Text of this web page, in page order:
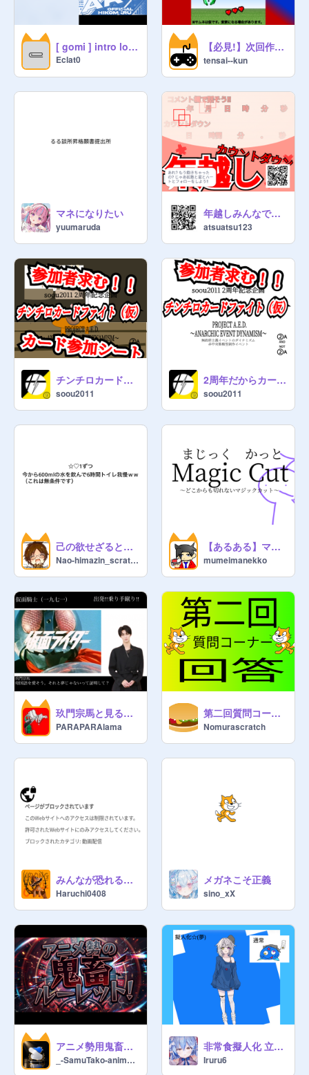
[ gomi ] intro logo banner for hikomaru0702tensai
Eclat0
【必見!】次回作カウントダウン
tensai--kun
マネになりたい
yuumaruda
年越しみんなでカウントダウン
atsuatsu123
チンチロカードファイト（仮）参加シート
soou2011
2周年だからカードゲームを作ろうぜ【PROJECT A.E.D.】
soou2011
己の欲せざるところは他に施すこと勿れ。 remix
Nao-himazin_scratch
【あるある】マジックカット
mumeimanekko
玖門宗馬と見る仮面騎士主題歌 昭和平成令和（一九七一〜二〇二五）
PARAPARAlama
第二回質問コーナー 回答
Nomurascratch
みんなが恐れる画像
Haruchi0408
メガネこそ正義
sino_xX
アニメ勢用鬼畜ルーレット
_-SamuTako-anime-_
非常食擬人化 立ち絵(リベンジ)表情追加
Iruru6